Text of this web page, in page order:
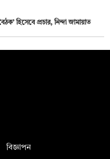
হিসেবে প্রচার, নিন্দা জামায়াত
বিজ্ঞাপন